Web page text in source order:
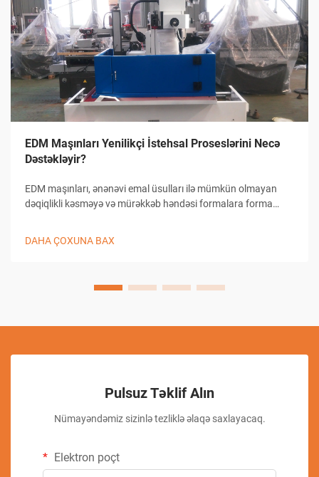
EDM Maşınları Yenilikçi İstehsal Proseslərini Necə
Dəstəkləyir?
EDM maşınları, ənənəvi emal üsulları ilə mümkün olmayan
dəqiqlikli kəsməyə və mürəkkəb həndəsi formalara forma
DAHA ÇOXUNA BAX
Pulsuz Təklif Alın
Nümayəndəmiz sizinlə tezliklə əlaqə saxlayacaq.
Elektron poçt